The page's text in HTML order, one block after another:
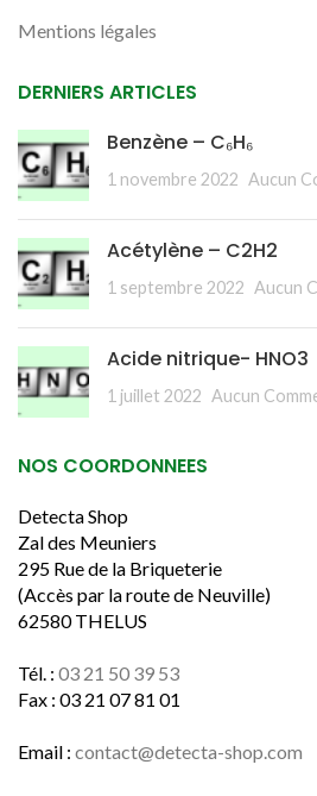
Mentions légales
DERNIERS ARTICLES
Benzène – C₆H₆
1 novembre 2022 Aucun
Acétylène – C2H2
1 septembre 2022 Aucun
Acide nitrique- HNO3
1 juillet 2022 Aucun
NOS COORDONNEES
Detecta Shop
Zal des Meuniers
295 Rue de la Briqueterie
(Accès par la route de Neuville)
62580 THELUS
Tél. : 03 21 50 39 53
Fax : 03 21 07 81 01
Email : contact@detecta-shop.com